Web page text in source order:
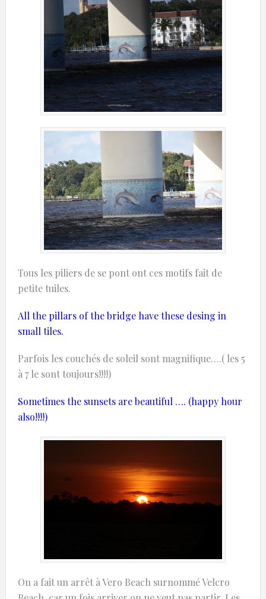
Tous les piliers de se pont ont ces motifs fait de
petite tuiles.
All the pillars of the bridge have these desing in
small tiles.
Parfois les couchés de soleil sont magnifique….( les 5
à 7 le sont toujours!!!!)
Sometimesthe sunsets arebeautiful …. (happy hour
also!!!!)
On a fait un arrêt à Vero Beach surnommé Velcro